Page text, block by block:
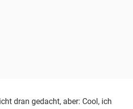
dran gedacht, aber: Cool, ich